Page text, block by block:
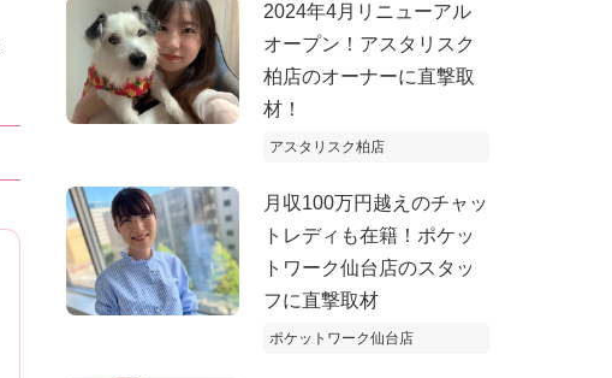
2024年4月リニューアル
オープン！アスタリスク
柏店のオーナーに直撃取
材！
アスタリスク柏店
月収100万円越えのチャッ
トレディも在籍！ポケッ
トワーク仙台店のスタッ
フに直撃取材
ポケットワーク仙台店